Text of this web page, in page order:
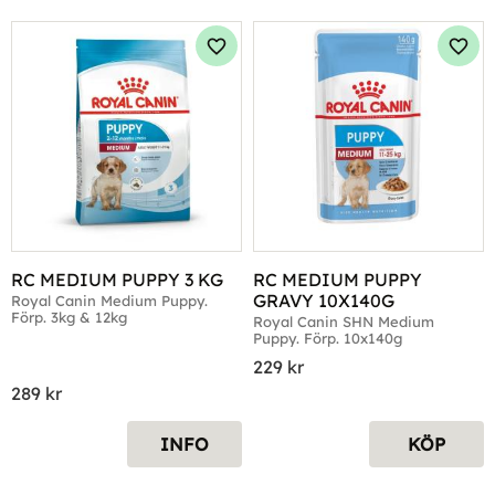
RC MEDIUM PUPPY 3 KG
Royal Canin Medium Puppy.
Förp. 3kg & 12kg
289 kr
Lägg till i favoriter
INFO
RC MEDIUM PUPPY
GRAVY 10X140G
Royal Canin SHN Medium
Puppy. Förp. 10x140g
229 kr
KÖP